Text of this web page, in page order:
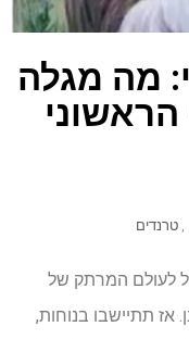
מה מגלה
הראשוני
טרנדים
לעולם המרתק של
אז תתיישבו בנוחות,